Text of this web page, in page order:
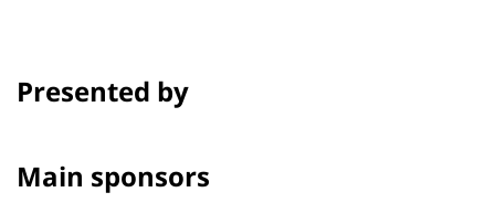
Presented by
Main sponsors